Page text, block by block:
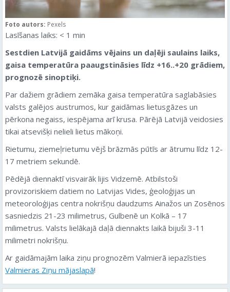
Foto autors: Pexels
Lasīšanas laiks: < 1 min
Sestdien Latvijā gaidāms vējains un daļēji saulains laiks,
gaisa temperatūra paaugstināsies līdz +16..+20 grādiem,
prognozē sinoptiķi.
Par dažiem grādiem zemāka gaisa temperatūra saglabāsies
valsts galējos austrumos, kur gaidāmas lietusgāzes un
pērkona negaiss, iespējama arī krusa. Pārējā Latvijā veidosies
tikai atsevišķi nelieli lietus mākoņi.
Rietumu, ziemeļrietumu vējš brāzmās pūtīs ar ātrumu līdz 12-
17 metriem sekundē.
Pēdējā diennaktī visvairāk lijis Vidzemē. Atbilstoši
provizoriskiem datiem no Latvijas Vides, ģeoloģijas un
meteoroloģijas centra nokrišņu daudzums Ainažos un Zosēnos
sasniedzis 21-23 milimetrus, Gulbenē un Kolkā – 17
milimetrus. Valsts lielākajā daļā diennakts laikā bijuši 3-11
milimetri nokrišņu.
Ar gaidāmajām laika ziņu prognozēm Valmierā iepazīsties
Valmieras Ziņu mājaslapā!